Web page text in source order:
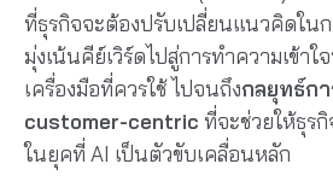
ที่ธุรกิจจะต้องปรับเปลี่ยนแนวคิดใน
มุ่งเน้นคีย์เวิร์ดไปสู่การทำความเข้า
เครื่องมือที่ควรใช้ ไปจนถึงกลยุทธ์ก
customer-centric ที่จะช่วยให้ธุร
ในยุคที่ AI เป็นตัวขับเคลื่อนหลัก